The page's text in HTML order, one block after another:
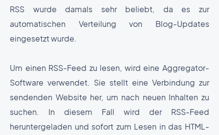
RSS wurde damals sehr beliebt, da es zur
automatischen Verteilung von Blog-Updates
eingesetzt wurde.
Um einen RSS-Feed zu lesen, wird eine Aggregator-
Software verwendet. Sie stellt eine Verbindung zur
sendenden Website her, um nach neuen Inhalten zu
suchen. In diesem Fall wird der RSS-Feed
heruntergeladen und sofort zum Lesen in das HTML-